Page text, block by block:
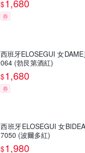
$1,680
券
西班牙ELOSEGUI 女
064 (勃艮第酒紅)
$1,680
券
西班牙ELOSEGUI 女
7050 (波爾多紅)
$1,980